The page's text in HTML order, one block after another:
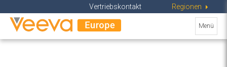
Regions Industries
Toggle
MENU
Vertriebskontakt Regionen
ein-/
Menü